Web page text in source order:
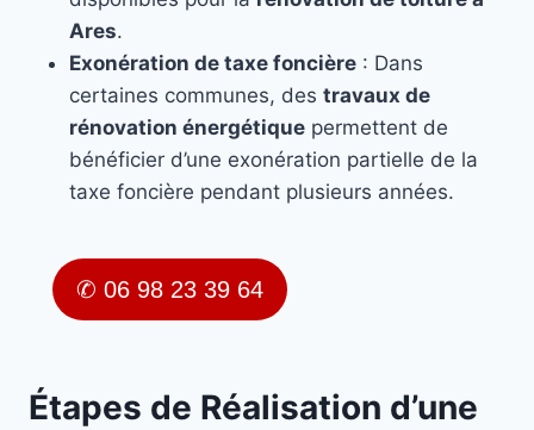
Ares.
Exonération de taxe foncière : Dans
certaines communes, des travaux de
rénovation énergétique permettent de
bénéficier d’une exonération partielle de la
taxe foncière pendant plusieurs années.
✆ 06 98 23 39 64
Étapes de Réalisation d’une